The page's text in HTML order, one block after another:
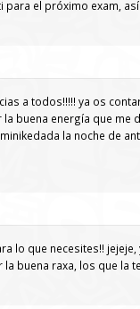
el próximo exam, así
a todos!!!!! ya os
buena energía que me
la noche de
lo que necesites!!
buena raxa, los que la